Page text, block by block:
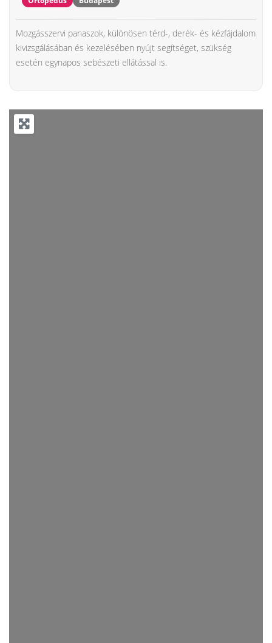
Mozgásszervi panaszok, különösen térd-, derék- és kézfájdalom
kivizsgálásában és kezelésében nyújt segítséget, szükség
esetén egynapos sebészeti ellátással is.